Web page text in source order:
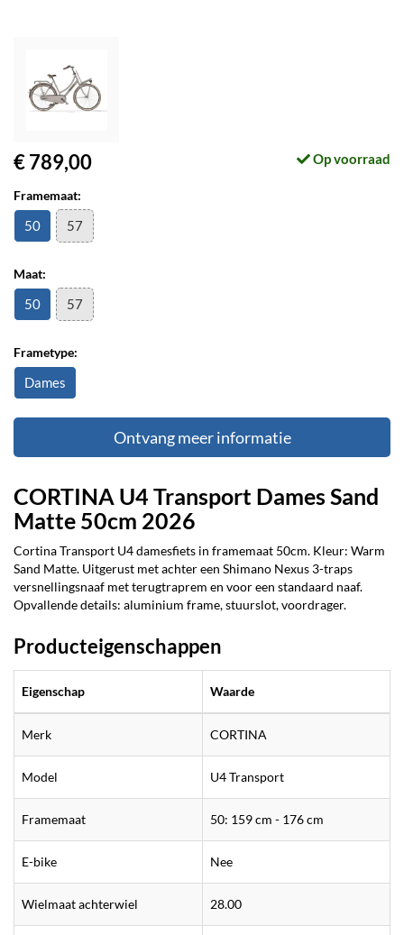
€ 789,00 Op voorraad
Framemaat:
50 57
Maat:
50 57
Frametype:
Dames
Ontvang meer informatie
CORTINA U4 Transport Dames Sand
Matte 50cm 2026
Cortina Transport U4 damesfiets in framemaat 50cm. Kleur: Warm
Sand Matte. Uitgerust met achter een Shimano Nexus 3-traps
versnellingsnaaf met terugtraprem en voor een standaard naaf.
Opvallende details: aluminium frame, stuurslot, voordrager.
Producteigenschappen
Eigenschap Waarde
Merk CORTINA
Model U4 Transport
Framemaat 50: 159 cm - 176 cm
E-bike Nee
Wielmaat achterwiel 28.00